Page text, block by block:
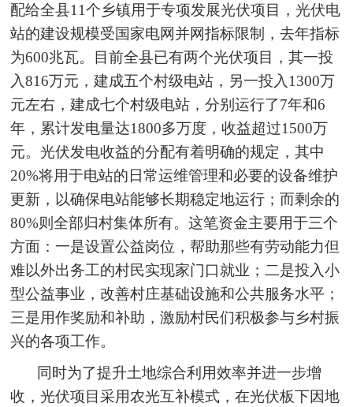
配给全县11个乡镇用于专项发展光伏项目，光伏电
站的建设规模受国家电网并网指标限制，去年指标
为600兆瓦。目前全县已有两个光伏项目，其一投
入816万元，建成五个村级电站，另一投入1300万
元左右，建成七个村级电站，分别运行了7年和6
年，累计发电量达1800多万度，收益超过1500万
元。光伏发电收益的分配有着明确的规定，其中
20%将用于电站的日常运维管理和必要的设备维护
更新，以确保电站能够长期稳定地运行；而剩余的
80%则全部归村集体所有。这笔资金主要用于三个
方面：一是设置公益岗位，帮助那些有劳动能力但
难以外出务工的村民实现家门口就业；二是投入小
型公益事业，改善村庄基础设施和公共服务水平；
三是用作奖励和补助，激励村民们积极参与乡村振
兴的各项工作。
同时为了提升土地综合利用效率并进一步增
收，光伏项目采用农光互补模式，在光伏板下因地